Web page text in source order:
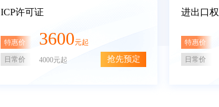
ICP许可证
特惠价 3600元起
日常价 4000元起 抢先预定
进出口权
特惠价
日常价